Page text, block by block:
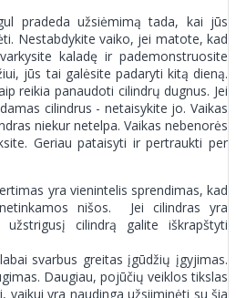
pradeda užsiėmimą tada, kai jūs
Nestabdykite vaiko, jei matote, kad
kaladę ir pademonstruosite
jūs tai galėsite padaryti kitą dieną.
reikia panaudoti cilindrų dugnus. Jei
cilindrus - netaisykite jo. Vaikas
niekur netelpa. Vaikas nebenorės
Geriau pataisyti ir pertraukti per
yra vienintelis sprendimas, kad
nišos. Jei cilindras yra
cilindrą galite iškrapštyti
svarbus greitas įgūdžių įgyjimas.
Daugiau, pojūčių veiklos tikslas
vaikui yra naudinga užsiiminėti su šia